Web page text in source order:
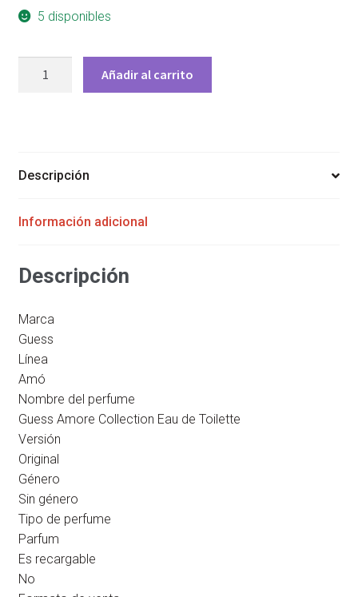
5 disponibles
cantidad
Añadir al carrito
Descripción
Información adicional
Descripción
Marca
Guess
Línea
Amó
Nombre del perfume
Guess Amore Collection Eau de Toilette
Versión
Original
Género
Sin género
Tipo de perfume
Parfum
Es recargable
No